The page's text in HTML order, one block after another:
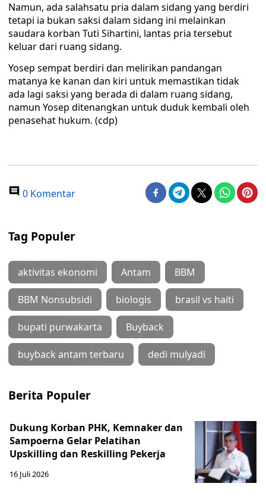
Namun, ada salahsatu pria dalam sidang yang berdiri
tetapi ia bukan saksi dalam sidang ini melainkan
saudara korban Tuti Sihartini, lantas pria tersebut
keluar dari ruang sidang.
Yosep sempat berdiri dan melirikan pandangan
matanya ke kanan dan kiri untuk memastikan tidak
ada lagi saksi yang berada di dalam ruang sidang,
namun Yosep ditenangkan untuk duduk kembali oleh
penasehat hukum. (cdp)
0 Komentar
Tag Populer
aktivitas ekonomi Antam BBM
BBM Nonsubsidi biologis brasil vs haiti
bupati purwakarta Buyback
buyback antam terbaru dedi mulyadi
Berita Populer
Dukung Korban PHK, Kemnaker dan
Sampoerna Gelar Pelatihan
Upskilling dan Reskilling Pekerja
16 Juli 2026